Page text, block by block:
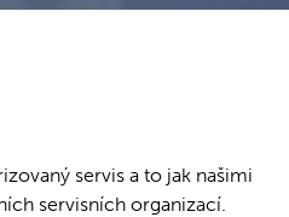
servis a to jak našimi
servisních organizací.